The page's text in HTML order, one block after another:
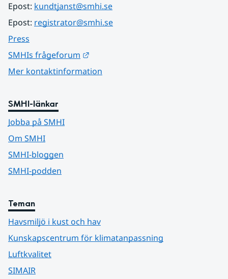
Epost: kundtjanst@smhi.se
Epost: registrator@smhi.se
Press
SMHIs frågeforum
Mer kontaktinformation
SMHI-länkar
Jobba på SMHI
Om SMHI
SMHI-bloggen
SMHI-podden
Teman
Havsmiljö i kust och hav
Kunskapscentrum för klimatanpassning
Luftkvalitet
SIMAIR